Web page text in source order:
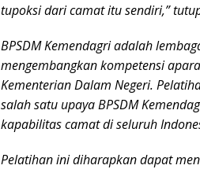
tupoksi dari camat itu sendiri,”
BPSDM Kemendagri adalah
mengembangkan kompetensi
Kementerian Dalam Negeri.
salah satu upaya BPSDM
kapabilitas camat di seluruh
Pelatihan ini diharapkan dapat